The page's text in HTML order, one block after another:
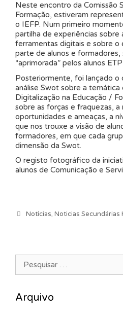
Neste encontro da Comissão
Formação, estiveram
o IEFP. Num primeiro
partilha de experiências sobre
ferramentas digitais e sobre o
parte de alunos e formadores,
“aprimorada” pelos alunos
Posteriormente, foi lançado o
análise Swot sobre a temática
Digitalização na Educação /
sobre as forças e fraquezas, a
oportunidades e ameaças, a
que nos trouxe a visão de
formadores, em que cada
dimensão da Swot.
O registo fotográfico da
alunos de Comunicação e
Categorias
Notícias, Noticias Secundárias
Pesquisar por:
Arquivo